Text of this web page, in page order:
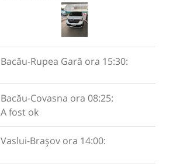
Bacău-Rupea Gară ora 15:30:
Bacău-Covasna ora 08:25:
A fost ok
Vaslui-Brașov ora 14:00: